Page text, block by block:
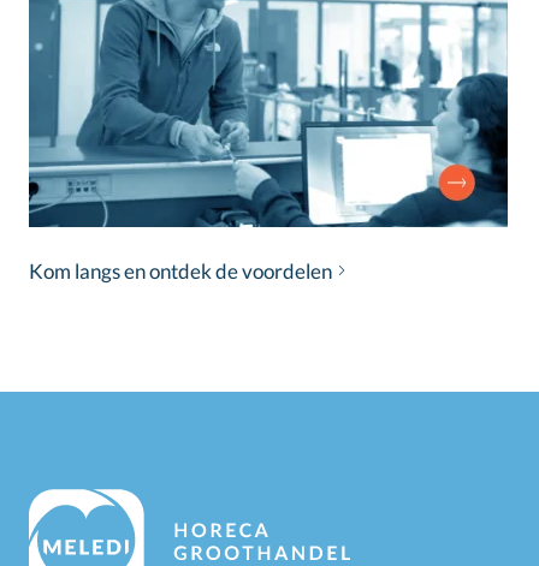
Kom langs en ontdek de voordelen